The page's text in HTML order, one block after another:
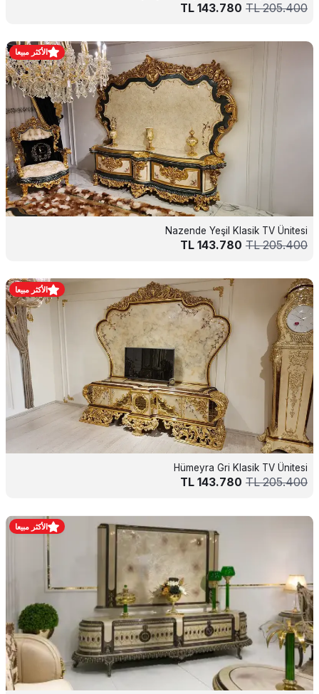
205.400
TL
143.780
الأكثر مبيعا
Nazende Yeşil Klasik TV Ünitesi
205.400
TL
143.780
الأكثر مبيعا
Hümeyra Gri Klasik TV Ünitesi
205.400
TL
143.780
الأكثر مبيعا